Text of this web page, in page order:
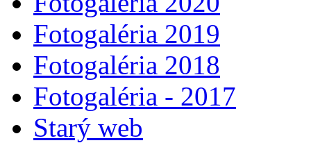
Fotogaléria 2019
Fotogaléria 2018
Fotogaléria - 2017
Starý web